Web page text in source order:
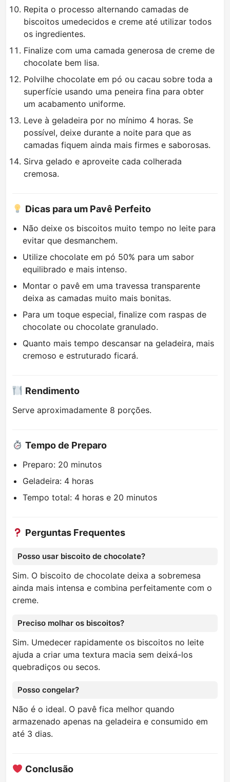
Repita o processo alternando camadas de
biscoitos umedecidos e creme até utilizar todos
os ingredientes.
Finalize com uma camada generosa de creme de
chocolate bem lisa.
Polvilhe chocolate em pó ou cacau sobre toda a
superfície usando uma peneira fina para obter
um acabamento uniforme.
Leve à geladeira por no mínimo 4 horas. Se
possível, deixe durante a noite para que as
camadas fiquem ainda mais firmes e saborosas.
Sirva gelado e aproveite cada colherada
cremosa.
Dicas para um Pavê Perfeito
Não deixe os biscoitos muito tempo no leite para
evitar que desmanchem.
Utilize chocolate em pó 50% para um sabor
equilibrado e mais intenso.
Montar o pavê em uma travessa transparente
deixa as camadas muito mais bonitas.
Para um toque especial, finalize com raspas de
chocolate ou chocolate granulado.
Quanto mais tempo descansar na geladeira, mais
cremoso e estruturado ficará.
Rendimento
Serve aproximadamente 8 porções.
Tempo de Preparo
Preparo: 20 minutos
Geladeira: 4 horas
Tempo total: 4 horas e 20 minutos
Perguntas Frequentes
Posso usar biscoito de chocolate?
Sim. O biscoito de chocolate deixa a sobremesa
ainda mais intensa e combina perfeitamente com o
creme.
Preciso molhar os biscoitos?
Sim. Umedecer rapidamente os biscoitos no leite
ajuda a criar uma textura macia sem deixá-los
quebradiços ou secos.
Posso congelar?
Não é o ideal. O pavê fica melhor quando
armazenado apenas na geladeira e consumido em
até 3 dias.
Conclusão